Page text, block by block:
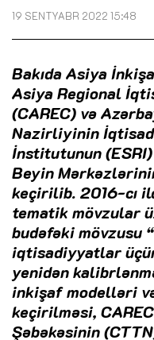
19 SENTYABR 2022 15:48
Bakıda Asiya
Asiya Regional
(CAREC) və
Nazirliyinin
İnstitutunun (ESRI)
Beyin
keçirilib. 2016-cı
tematik mövzular
budəfəki mövzusu
iqtisadiyyatlar
yenidən
inkişaf modelləri
keçirilməsi,
Şəbəkəsinin